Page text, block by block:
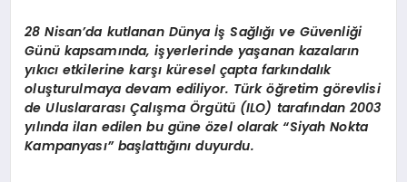
28 Nisan’da kutlanan Dünya İş Sağlığı ve Güvenliği
Günü kapsamında, işyerlerinde yaşanan kazaların
yıkıcı etkilerine karşı küresel çapta farkındalık
oluşturulmaya devam ediliyor. Türk öğretim görevlisi
de Uluslararası Çalışma Örgütü (ILO) tarafından 2003
yılında ilan edilen bu güne özel olarak “Siyah Nokta
Kampanyası” başlattığını duyurdu.